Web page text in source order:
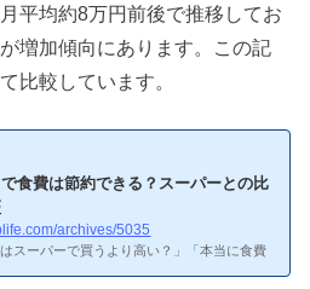
平均約8万円前後で推移してお
増加傾向にあります。この記
比較しています。
食費は節約できる？スーパーとの比
archives/5035
はスーパーで買うより高い？」「本当に食費